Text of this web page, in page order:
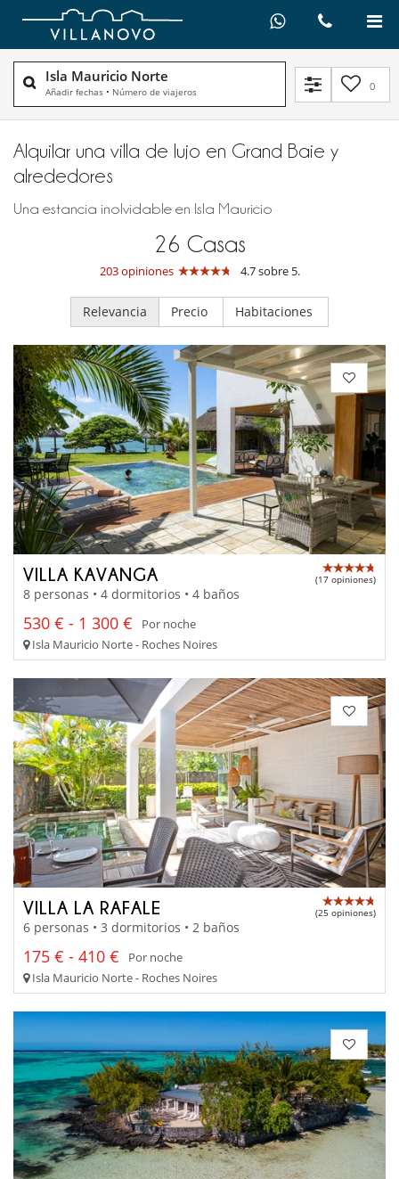
Isla Mauricio Norte
Añadir fechas • Número de viajeros 0
Alquilar una villa de lujo en Grand Baie y
alrededores
Una estancia inolvidable en Isla Mauricio
26 Casas
203 opiniones 4.7 sobre 5.
Relevancia Precio Habitaciones
VILLA KAVANGA (17 opiniones)
8 personas • 4 dormitorios • 4 baños
530 € - 1 300 €
Por noche
Isla Mauricio Norte - Roches Noires
VILLA LA RAFALE (25 opiniones)
6 personas • 3 dormitorios • 2 baños
175 € - 410 €
Por noche
Isla Mauricio Norte - Roches Noires